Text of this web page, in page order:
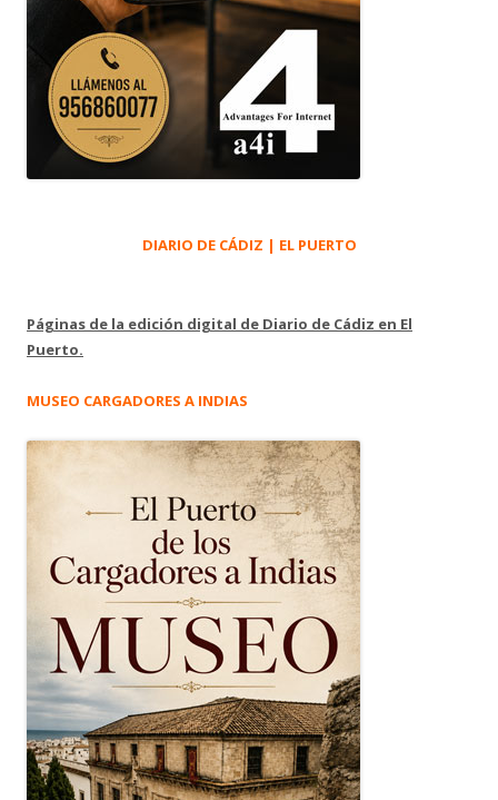
DIARIO DE CÁDIZ | EL PUERTO
Páginas de la edición digital de Diario de Cádiz en El
Puerto.
MUSEO CARGADORES A INDIAS